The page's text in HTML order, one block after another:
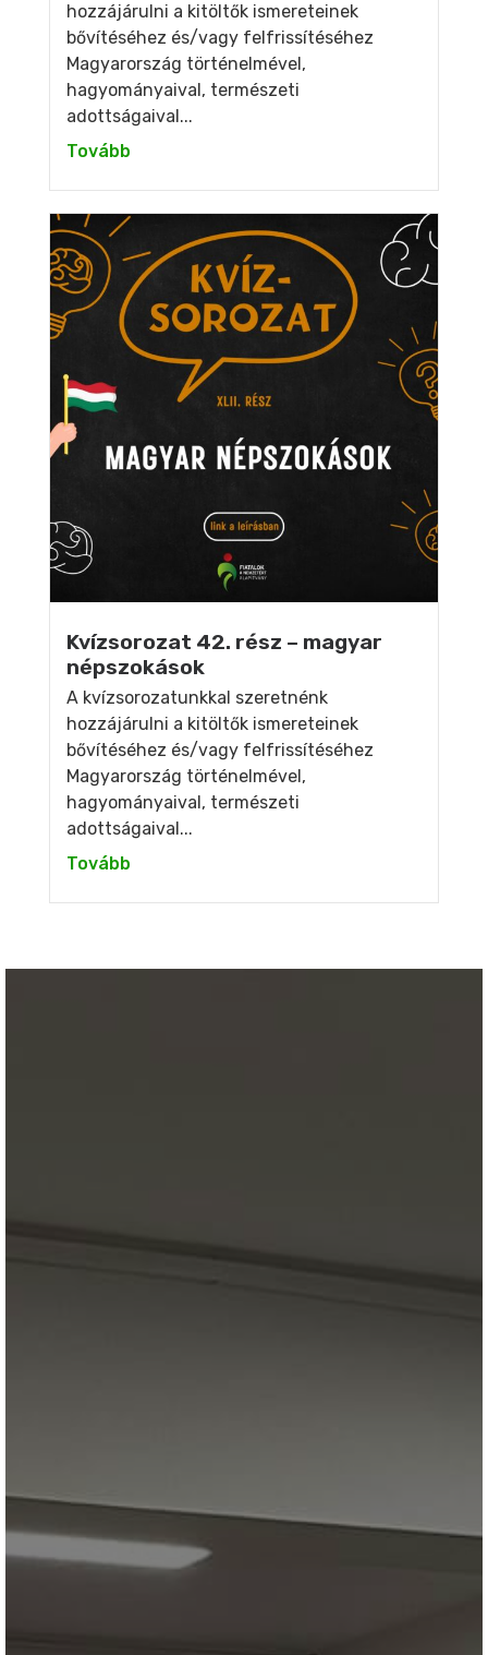
hozzájárulni a kitöltők ismereteinek
bővítéséhez és/vagy felfrissítéséhez
Magyarország történelmével,
hagyományaival, természeti
adottságaival...
Tovább
Kvízsorozat 42. rész – magyar
népszokások
A kvízsorozatunkkal szeretnénk
hozzájárulni a kitöltők ismereteinek
bővítéséhez és/vagy felfrissítéséhez
Magyarország történelmével,
hagyományaival, természeti
adottságaival...
Tovább